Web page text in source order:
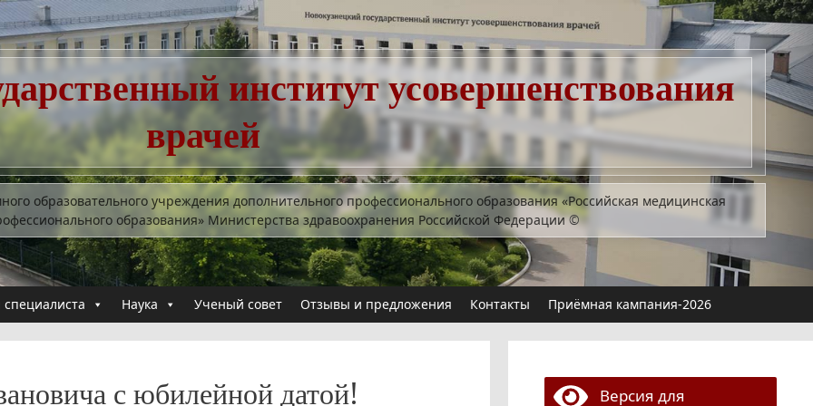
институт усовершенствования
врачей
образовательного учреждения дополнительного профессионального образования «Российская медицинская
образования» Министерства здравоохранения Российской Федерации©
Наука Ученый совет Отзывы и предложения Контакты Приёмная кампания-2026
с юбилейной датой!
Версия для